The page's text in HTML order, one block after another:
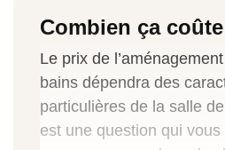
Combien ça
Le prix de
bains dépendra des
particulières de la salle
est une question qui